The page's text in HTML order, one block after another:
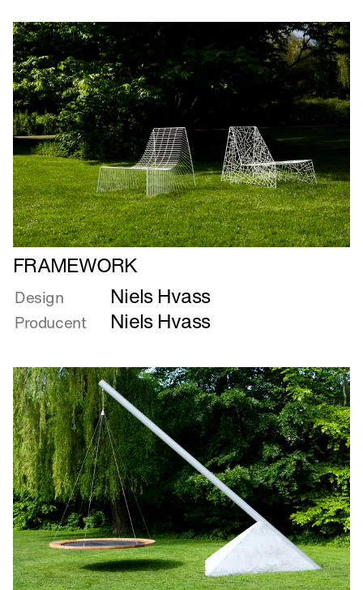
Læs
mere
om
FRAMEWORK
FRAMEWORK
Design Niels Hvass
Producent Niels Hvass